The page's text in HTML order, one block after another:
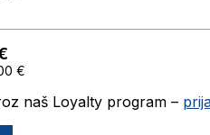
€
naš Loyalty program –